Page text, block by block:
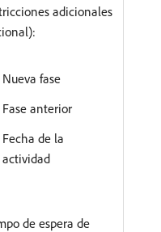
adicionales
Nueva fase
Fase anterior
Fecha de la
actividad
de espera de